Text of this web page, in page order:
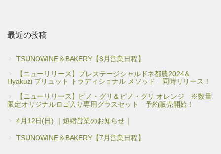
最近の投稿
TSUNOWINE＆BAKERY【8月営業日程】
【ニューリリース】プレステージシャルドネ都農2024＆
Hyakuzi ブリュット トラディショナル メソッド 同時リリース！
【ニューリリース】ピノ・グリ＆ピノ・グリ オレンジ ※数量
限定オリジナルロゴ入り専用グラスセット 予約販売開始！
4月12日(日) ｜短縮営業のお知らせ｜
TSUNOWINE＆BAKERY【7月営業日程】